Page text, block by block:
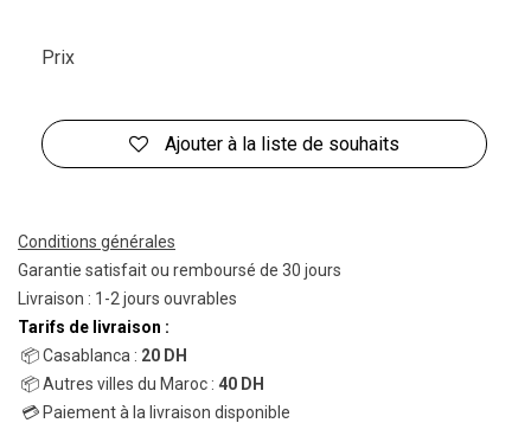
Ajouter à la liste de souhaits
Prix
Conditions générales
Garantie satisfait ou remboursé de 30 jours
Livraison : 1-2 jours ouvrables
Tarifs de livraison :
📦 Casablanca : 20 DH
📦 Autres villes du Maroc : 40 DH
💳 Paiement à la livraison disponible